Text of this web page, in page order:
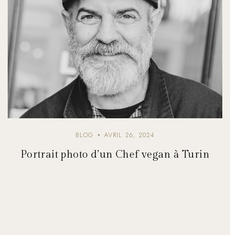
BLOG AVRIL 26, 2024
Portrait photo d’un Chef vegan à Turin